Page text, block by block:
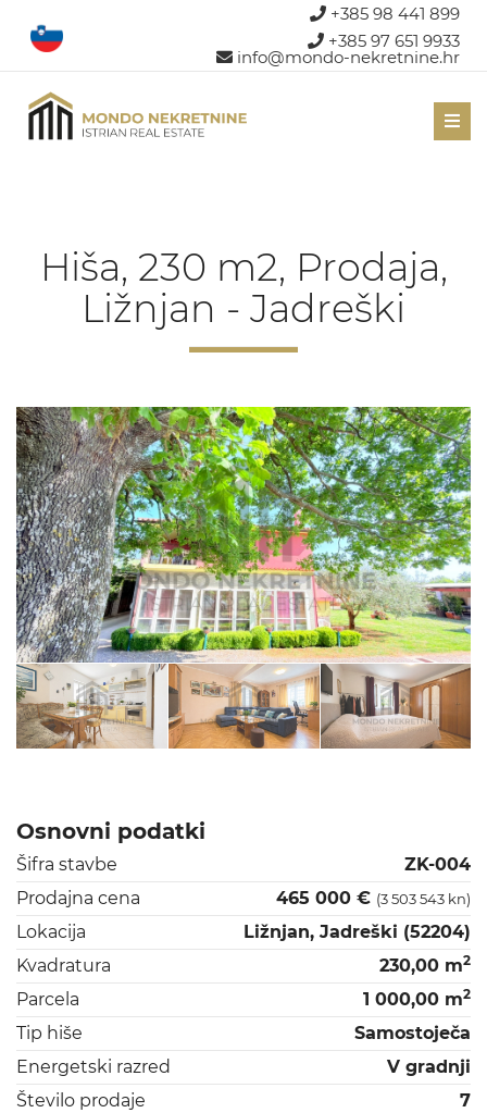
+385 98 441 899
+385 97 651 9933
info@mondo-nekretnine.hr
Hiša, 230 m2, Prodaja,
Ližnjan - Jadreški
Osnovni podatki
Šifra stavbe
ZK-004
Prodajna cena
465 000 € (3 503 543 kn)
Lokacija
Ližnjan, Jadreški (52204)
Kvadratura
230,00 m2
Parcela 1 000,00 m2
Tip hiše
Samostoječa
Energetski razred
V gradnji
Število prodaje
7